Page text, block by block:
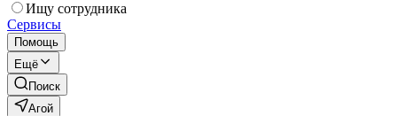
Ищу сотрудника
Сервисы
Помощь
Ещё
Поиск
Агой